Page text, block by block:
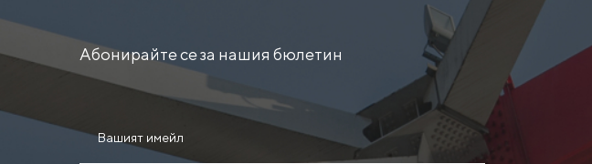
Абонирайте се за нашия бюлетин